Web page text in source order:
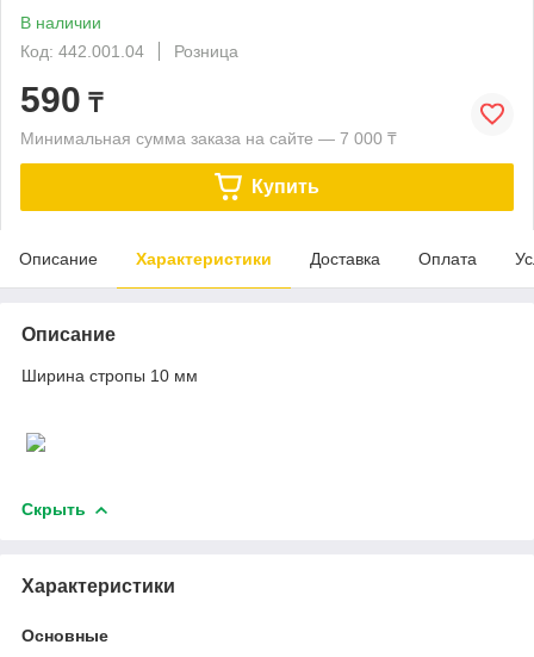
В наличии
Код: 442.001.04
Розница
590 ₸
Минимальная сумма заказа на сайте — 7 000 ₸
Купить
Описание Характеристики Доставка Оплата
Описание
Ширина стропы 10 мм
Скрыть
Характеристики
Основные